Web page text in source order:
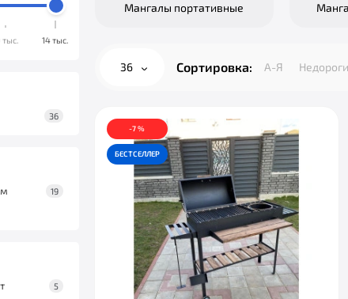
тыс. 14 тыс.
36
19
5
Мангалы портативные
36 Сортировка: А-Я
-7 %
БЕСТСЕЛЛЕР